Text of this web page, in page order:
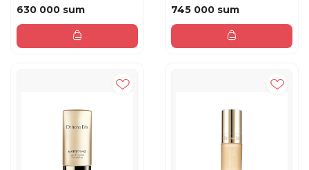
630 000 sum 745 000 sum